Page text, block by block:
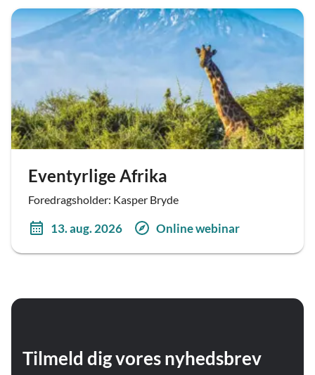
Eventyrlige Afrika
Foredragsholder: Kasper Bryde
13. aug. 2026 Online webinar
Tilmeld dig vores nyhedsbrev